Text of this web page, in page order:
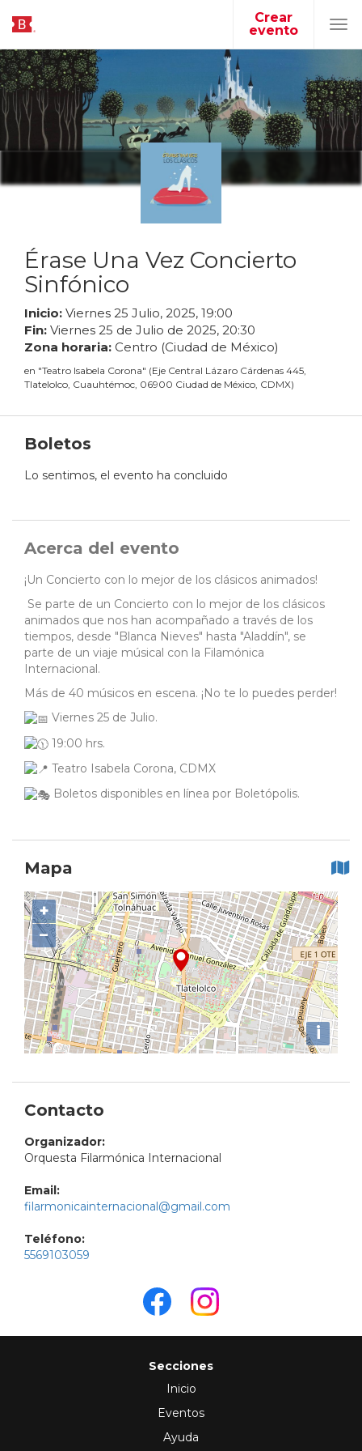
Crear
evento
Érase Una Vez Concierto
Sinfónico
Inicio: Viernes 25 Julio, 2025, 19:00
Fin: Viernes 25 de Julio de 2025, 20:30
Zona horaria: Centro (Ciudad de México)
en "Teatro Isabela Corona" (Eje Central Lázaro Cárdenas 445,
Tlatelolco, Cuauhtémoc, 06900 Ciudad de México, CDMX)
Boletos
Lo sentimos, el evento ha concluido
Acerca del evento
¡Un Concierto con lo mejor de los clásicos animados!
Se parte de un Concierto con lo mejor de los clásicos
animados que nos han acompañado a través de los
tiempos, desde "Blanca Nieves" hasta "Aladdín", se
parte de un viaje músical con la Filamónica
Internacional.
Más de 40 músicos en escena. ¡No te lo puedes perder!
Viernes 25 de Julio.
19:00 hrs.
Teatro Isabela Corona, CDMX
Boletos disponibles en línea por Boletópolis.
Mapa
+
−
i
Contacto
Organizador:
Orquesta Filarmónica Internacional
Email:
filarmonicainternacional@gmail.com
Teléfono:
5569103059
Secciones
Inicio
Eventos
Ayuda